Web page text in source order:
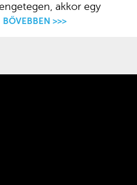
akkor egy
BŐVEBBEN >>>